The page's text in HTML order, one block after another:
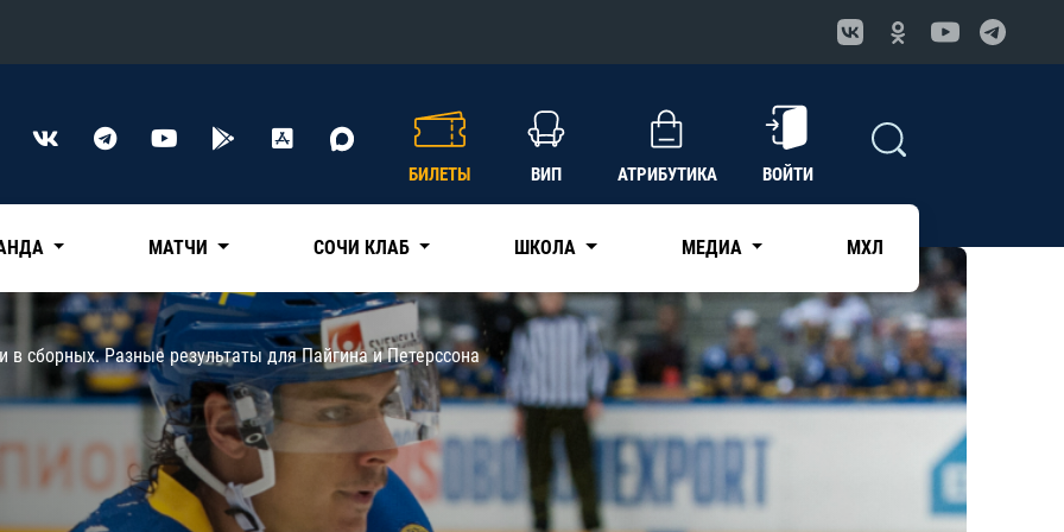
Конференция «Восток»
Нефтехимик
Трактор
Дивизион Чернышева
Авангард
Адмирал
КХЛ
БИЛЕТЫ ВИП АТРИБУТИКА ВОЙТИ
МАТЧИ СОЧИ КЛАБ ШКОЛА МЕДИА МХЛ
в сборных. Разные результаты для Пайгина и Петерссона